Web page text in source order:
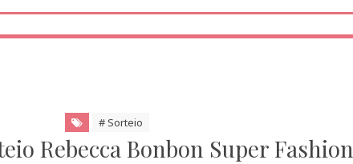
# Sorteio
Rebecca Bonbon Super Fashion